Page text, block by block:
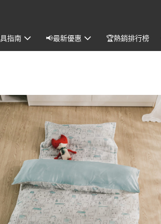
指南 📢最新優惠 🏆熱銷排行榜